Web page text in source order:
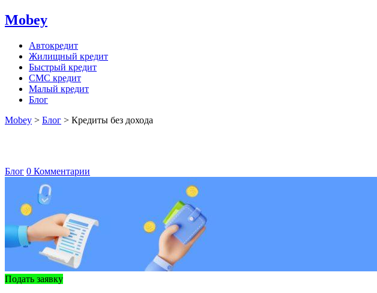
Mobey
Автокредит
Жилищный кредит
Быстрый кредит
СМС кредит
Малый кредит
Блог
Mobey > Блог > Кредиты без дохода
Блог 0 Комментарии
Подать заявку